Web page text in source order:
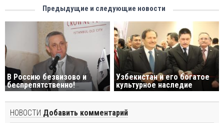
Предыдущие и следующие новости
В Россию безвизово и
беспрепятственно!
Узбекистан и его богатое
культурное наследие
НОВОСТИ Добавить комментарий